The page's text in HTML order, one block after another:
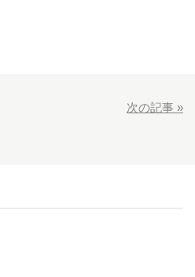
次の記事 »